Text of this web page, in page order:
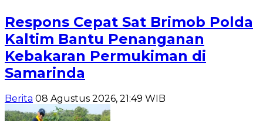
Respons Cepat Sat Brimob Polda
Kaltim Bantu Penanganan
Kebakaran Permukiman di
Samarinda
Berita 08 Agustus 2026, 21:49 WIB